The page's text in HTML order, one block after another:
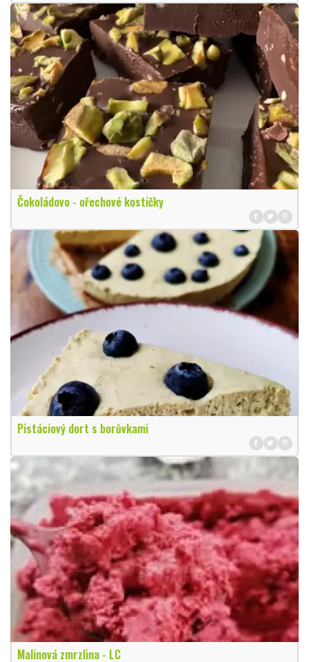
Čokoládovo - ořechové kostičky
Pistáciový dort s borůvkami
Malinová zmrzlina - LC